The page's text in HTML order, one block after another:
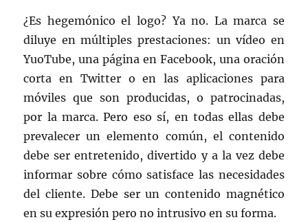
¿Es hegemónico el logo? Ya no. La marca se
diluye en múltiples prestaciones: un vídeo en
YuoTube, una página en Facebook, una oración
corta en Twitter o en las aplicaciones para
móviles que son producidas, o patrocinadas,
por la marca. Pero eso sí, en todas ellas debe
prevalecer un elemento común, el contenido
debe ser entretenido, divertido y a la vez debe
informar sobre cómo satisface las necesidades
del cliente. Debe ser un contenido magnético
en su expresión pero no intrusivo en su forma.